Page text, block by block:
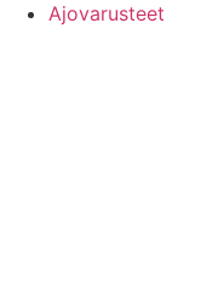
Ajovarusteet